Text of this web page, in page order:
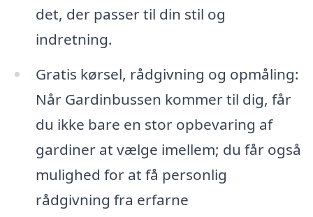
det, der passer til din stil og
indretning.
Gratis kørsel, rådgivning og opmåling:
Når Gardinbussen kommer til dig, får
du ikke bare en stor opbevaring af
gardiner at vælge imellem; du får også
mulighed for at få personlig
rådgivning fra erfarne